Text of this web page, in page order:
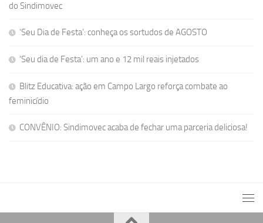
do Sindimovec
‘Seu Dia de Festa’: conheça os sortudos de AGOSTO
‘Seu dia de Festa’: um ano e 12 mil reais injetados
Blitz Educativa: ação em Campo Largo reforça combate ao
feminicídio
CONVÊNIO: Sindimovec acaba de fechar uma parceria deliciosa!